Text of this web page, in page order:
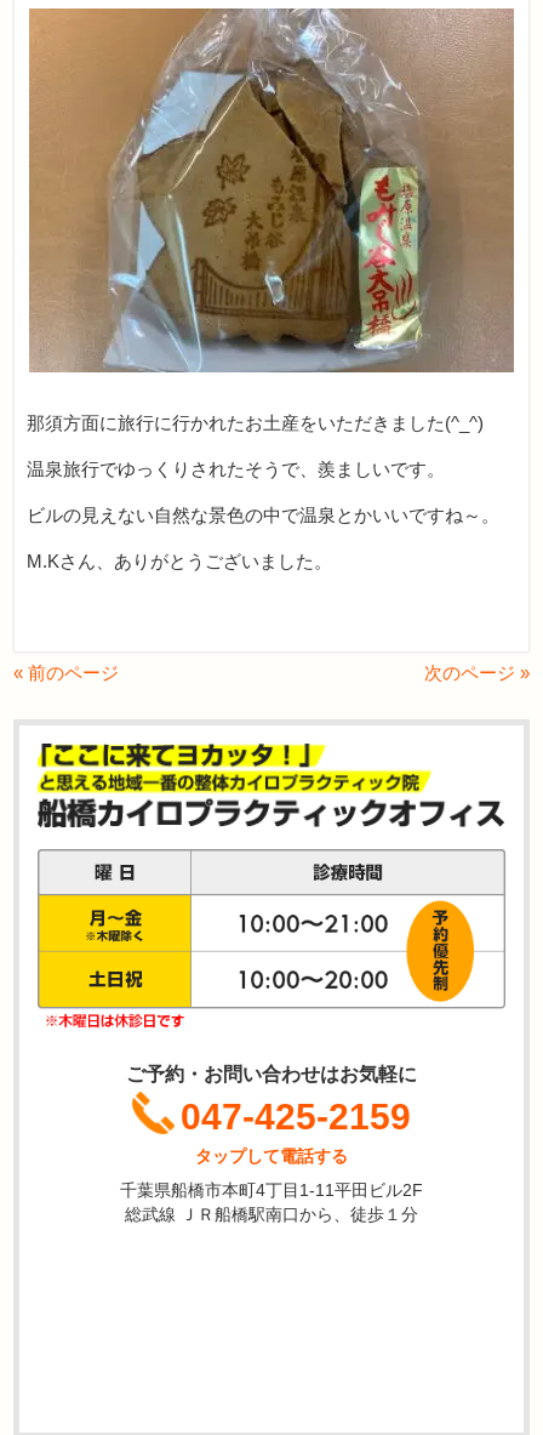
那須方面に旅行に行かれたお土産をいただきました(^_^)
温泉旅行でゆっくりされたそうで、羨ましいです。
ビルの見えない自然な景色の中で温泉とかいいですね～。
M.Kさん、ありがとうございました。
« 前のページ 次のページ »
ご予約・お問い合わせはお気軽に
047-425-2159
タップして電話する
千葉県船橋市本町4丁目1-11平田ビル2F
総武線 ＪＲ船橋駅南口から、徒歩１分